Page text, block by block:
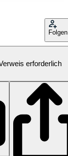
Folgen
erforderlich